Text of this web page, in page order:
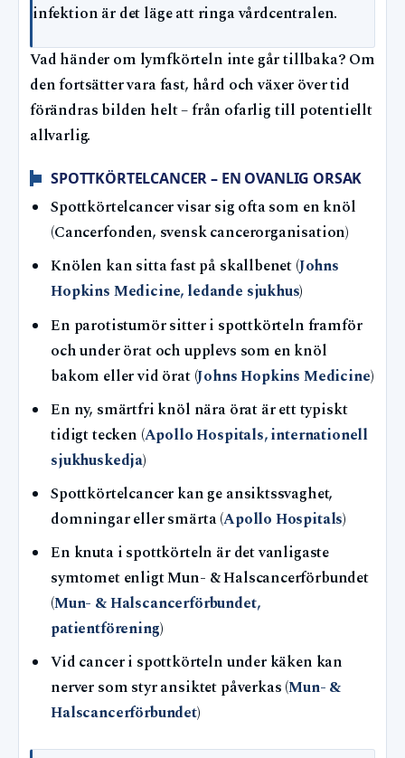
infektion är det läge att ringa vårdcentralen.
Vad händer om lymfkörteln inte går tillbaka? Om
den fortsätter vara fast, hård och växer över tid
förändras bilden helt – från ofarlig till potentiellt
allvarlig.
SPOTTKÖRTELCANCER – EN OVANLIG ORSAK
Spottkörtelcancer visar sig ofta som en knöl
(Cancerfonden, svensk cancerorganisation)
Knölen kan sitta fast på skallbenet (Johns
Hopkins Medicine, ledande sjukhus)
En parotistumör sitter i spottkörteln framför
och under örat och upplevs som en knöl
bakom eller vid örat (Johns Hopkins Medicine)
En ny, smärtfri knöl nära örat är ett typiskt
tidigt tecken (Apollo Hospitals, internationell
sjukhuskedja)
Spottkörtelcancer kan ge ansiktssvaghet,
domningar eller smärta (Apollo Hospitals)
En knuta i spottkörteln är det vanligaste
symtomet enligt Mun- & Halscancerförbundet
(Mun- & Halscancerförbundet,
patientförening)
Vid cancer i spottkörteln under käken kan
nerver som styr ansiktet påverkas (Mun- &
Halscancerförbundet)